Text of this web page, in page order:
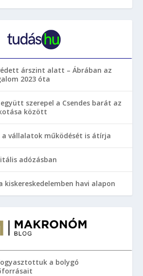
árszint alatt – Ábrában az
2023 óta
szerepel a Csendes barát az
között
a vállalatok működését is átírja
adózásban
kiskereskedelemben havi alapon
a bolygó